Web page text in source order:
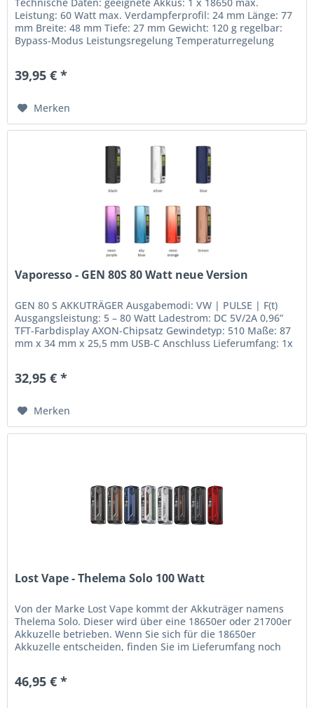
Leistung: 60 Watt max. Verdampferprofil: 24 mm Länge: 77
mm Breite: 48 mm Tiefe: 27 mm Gewicht: 120 g regelbar:
Bypass-Modus Leistungsregelung Temperaturregelung
39,95 € *
Merken
Vaporesso - GEN 80S 80 Watt neue Version
GEN 80 S AKKUTRÄGER Ausgabemodi: VW | PULSE | F(t)
Ausgangsleistung: 5 – 80 Watt Ladestrom: DC 5V/2A 0,96”
TFT-Farbdisplay AXON-Chipsatz Gewindetyp: 510 Maße: 87
mm x 34 mm x 25,5 mm USB-C Anschluss Lieferumfang: 1x
32,95 € *
Merken
Lost Vape - Thelema Solo 100 Watt
Von der Marke Lost Vape kommt der Akkuträger namens
Thelema Solo. Dieser wird über eine 18650er oder 21700er
Akkuzelle betrieben. Wenn Sie sich für die 18650er
Akkuzelle entscheiden, finden Sie im Lieferumfang noch
46,95 € *